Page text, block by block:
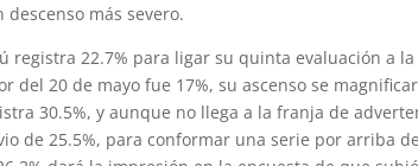
más severo.
registra 22.7% para ligar su quinta evaluación a
del 20 de mayo fue 17%, su ascenso se
30.5%, y aunque no llega a la franja de
de 25.5%, para conformar una serie por arriba